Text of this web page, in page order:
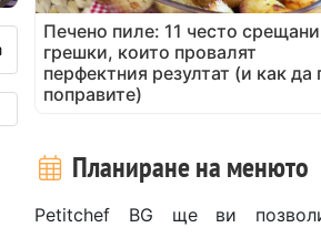
Печено пиле: 11 често срещани
грешки, които провалят
перфектния резултат (и как да
поправите)
Планиране на менюто
Petitchef BG ще ви